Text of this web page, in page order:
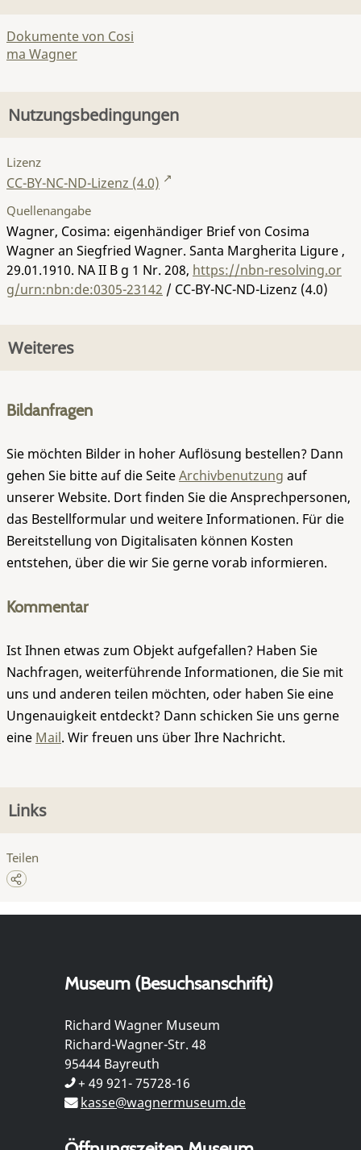
Dokumente von Cosi
ma Wagner
Nutzungsbedingungen
Lizenz
CC-BY-NC-ND-Lizenz (4.0)
Quellenangabe
Wagner, Cosima: eigenhändiger Brief von Cosima
Wagner an Siegfried Wagner. Santa Margherita Ligure ,
29.01.1910. NA II B g 1 Nr. 208, https://nbn-resolving.or
g/urn:nbn:de:0305-23142 / CC-BY-NC-ND-Lizenz (4.0)
Weiteres
Bildanfragen
Sie möchten Bilder in hoher Auflösung bestellen? Dann
gehen Sie bitte auf die SeiteArchivbenutzung auf
unserer Website. Dort finden Sie die Ansprechpersonen,
das Bestellformular und weitere Informationen. Für die
Bereitstellung von Digitalisaten können Kosten
entstehen, über die wir Sie gerne vorab informieren.
Kommentar
Ist Ihnen etwas zum Objekt aufgefallen? Haben Sie
Nachfragen, weiterführende Informationen, die Sie mit
uns und anderen teilen möchten, oder haben Sie eine
Ungenauigkeit entdeckt? Dann schicken Sie uns gerne
eine Mail. Wir freuen uns über Ihre Nachricht.
Links
Teilen
Museum (Besuchsanschrift)
Richard Wagner Museum
Richard-Wagner-Str. 48
95444 Bayreuth
+ 49 921- 75728-16
kasse@wagnermuseum.de